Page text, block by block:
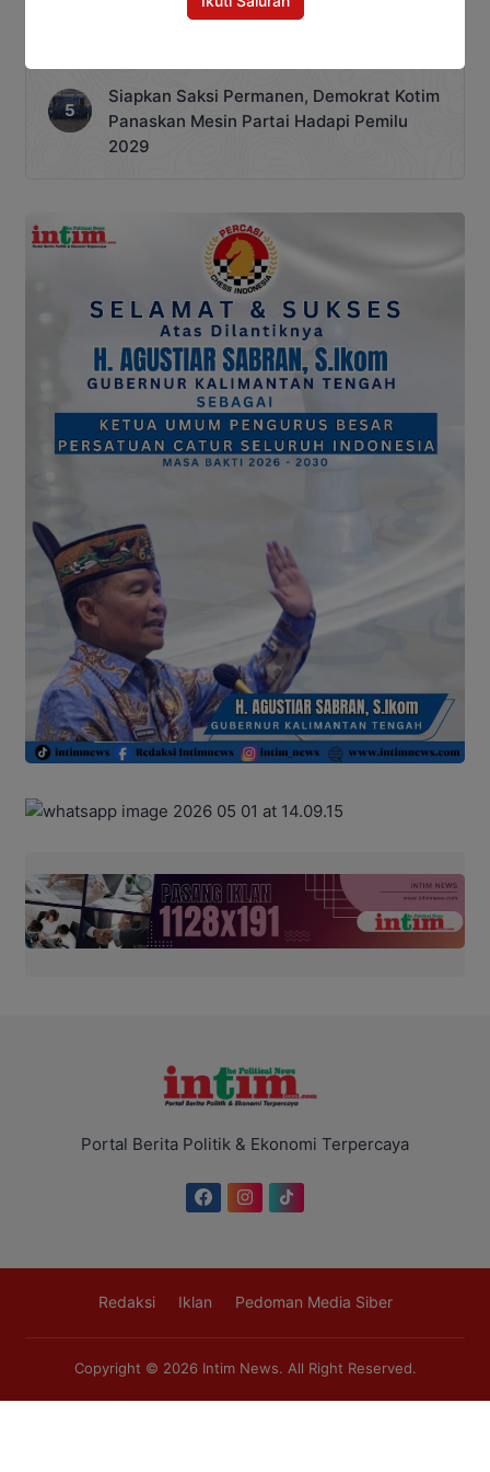
Jangan Lengah, Inilah Kejahatan Dunia
Siapkan Saksi Permanen, Demokrat Kotim
Panaskan Mesin Partai Hadapi Pemilu
2029
Portal Berita Politik & Ekonomi Terpercaya
Redaksi Iklan Pedoman Media Siber
Copyright © 2026 Intim News. All Right Reserved.